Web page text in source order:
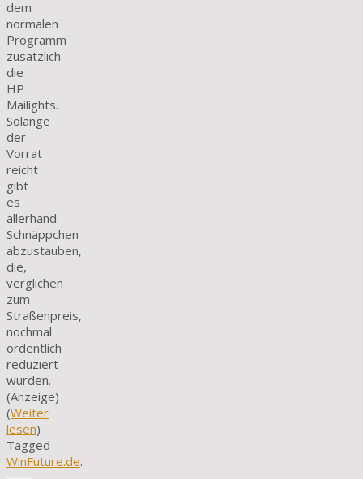
dem
normalen
Programm
zusätzlich
die
HP
Mailights.
Solange
der
Vorrat
reicht
gibt
es
allerhand
Schnäppchen
abzustauben,
die,
verglichen
zum
Straßenpreis,
nochmal
ordentlich
reduziert
wurden.
(Anzeige)
(Weiter
lesen)
Tagged
WinFuture.de.